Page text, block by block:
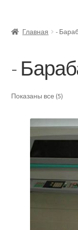
Главная -
-
Показаны все (5)